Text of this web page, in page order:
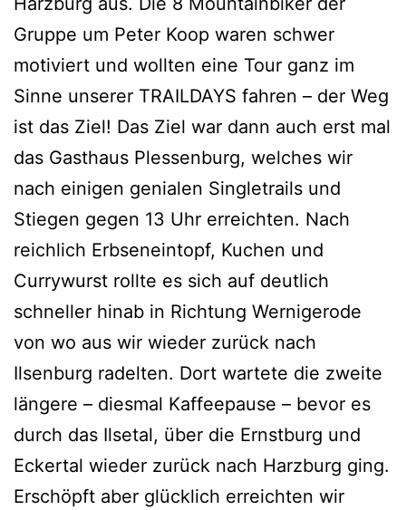
Gruppe um Peter Koop waren schwer
motiviert und wollten eine Tour ganz im
Sinne unserer TRAILDAYS fahren – der Weg
ist das Ziel! Das Ziel war dann auch erst mal
das Gasthaus Plessenburg, welches wir
nach einigen genialen Singletrails und
Stiegen gegen 13 Uhr erreichten. Nach
reichlich Erbseneintopf, Kuchen und
Currywurst rollte es sich auf deutlich
schneller hinab in Richtung Wernigerode
von wo aus wir wieder zurück nach
Ilsenburg radelten. Dort wartete die zweite
längere – diesmal Kaffeepause – bevor es
durch das Ilsetal, über die Ernstburg und
Eckertal wieder zurück nach Harzburg ging.
Erschöpft aber glücklich erreichten wir